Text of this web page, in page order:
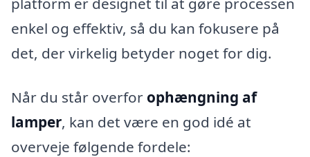
enkel og effektiv, så du kan fokusere på
det, der virkelig betyder noget for dig.
Når du står overfor ophængning af
lamper, kan det være en god idé at
overveje følgende fordele: